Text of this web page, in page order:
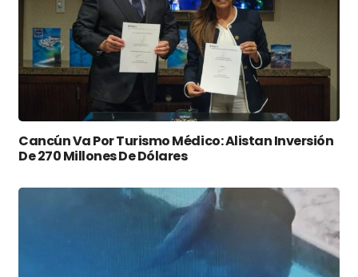
Cancún Va Por Turismo Médico: Alistan Inversión
De 270 Millones De Dólares